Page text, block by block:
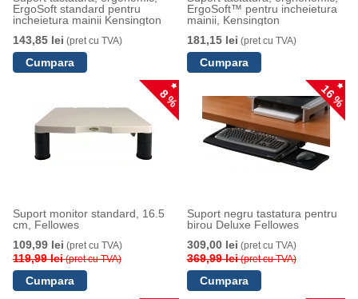
ErgoSoft standard pentru
incheietura mainii Kensington
143,85 lei (pret cu TVA)
ErgoSoft™ pentru incheietura
mainii, Kensington
181,15 lei (pret cu TVA)
8 %
Suport monitor standard, 16.5
cm, Fellowes
109,99 lei (pret cu TVA)
119,99 lei(pret cu TVA)
16 %
Suport negru tastatura pentru
birou Deluxe Fellowes
309,00 lei (pret cu TVA)
369,99 lei(pret cu TVA)